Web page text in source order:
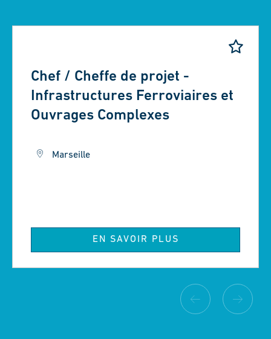
Chef / Cheffe de projet -
Infrastructures Ferroviaires et
Ouvrages Complexes
Marseille
EN SAVOIR PLUS